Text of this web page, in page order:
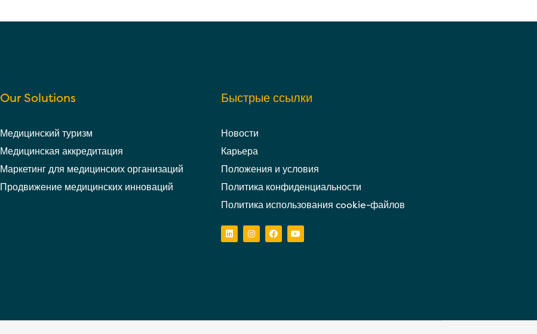
Our Solutions
Медицинский туризм
Медицинская аккредитация
Маркетинг для медицинских организаций
Продвижение медицинских инноваций
Быстрые ссылки
Новости
Карьера
Положения и условия
Политика конфиденциальности
Политика использования cookie-файлов